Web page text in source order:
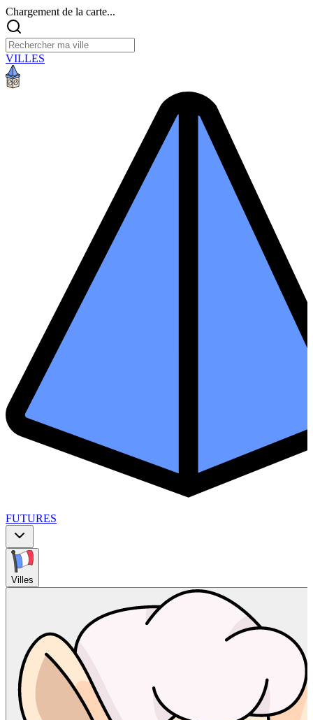
Chargement de la carte...
VILLES
FUTURES
Villes